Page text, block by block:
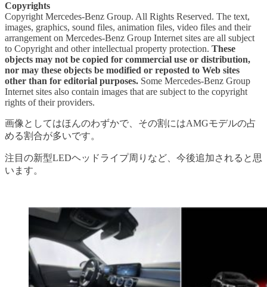
Copyrights
Copyright Mercedes-Benz Group. All Rights Reserved. The text,
images, graphics, sound files, animation files, video files and their
arrangement on Mercedes-Benz Group Internet sites are all subject
to Copyright and other intellectual property protection. These
objects may not be copied for commercial use or distribution,
nor may these objects be modified or reposted to Web sites
other than for editorial purposes. Some Mercedes-Benz Group
Internet sites also contain images that are subject to the copyright
rights of their providers.
画像としてはほんのわずかで、その割にはAMGモデルの占
める割合が多いです。
注目の新型LEDヘッドライプ周りなど、今後追加されると思
います。